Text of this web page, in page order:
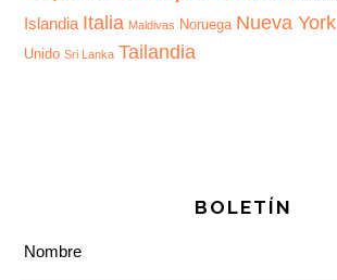
Islandia Italia Maldivas Noruega Nueva York
Unido Sri Lanka Tailandia
BOLETÍN
Nombre